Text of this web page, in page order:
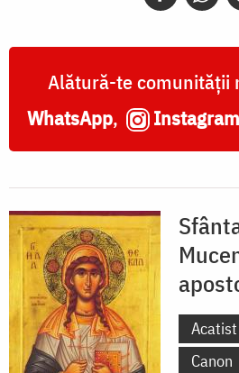
Alătură-te comunității
WhatsApp, Instagram
Acatist
Canon